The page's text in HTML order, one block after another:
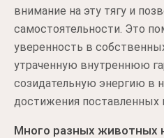
внимание на эту тягу и
самостоятельности. Это
уверенность в
утраченную внутреннюю
созидательную энергию в
достижения поставленных
Много разных животных